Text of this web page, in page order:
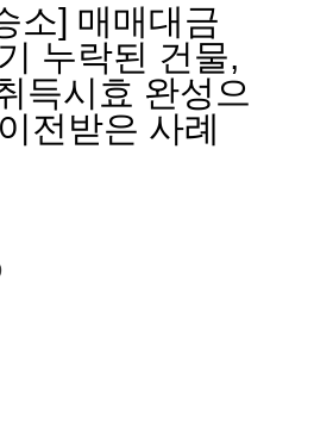
소] 매매대금
누락된 건물,
득시효 완성으
전받은 사례